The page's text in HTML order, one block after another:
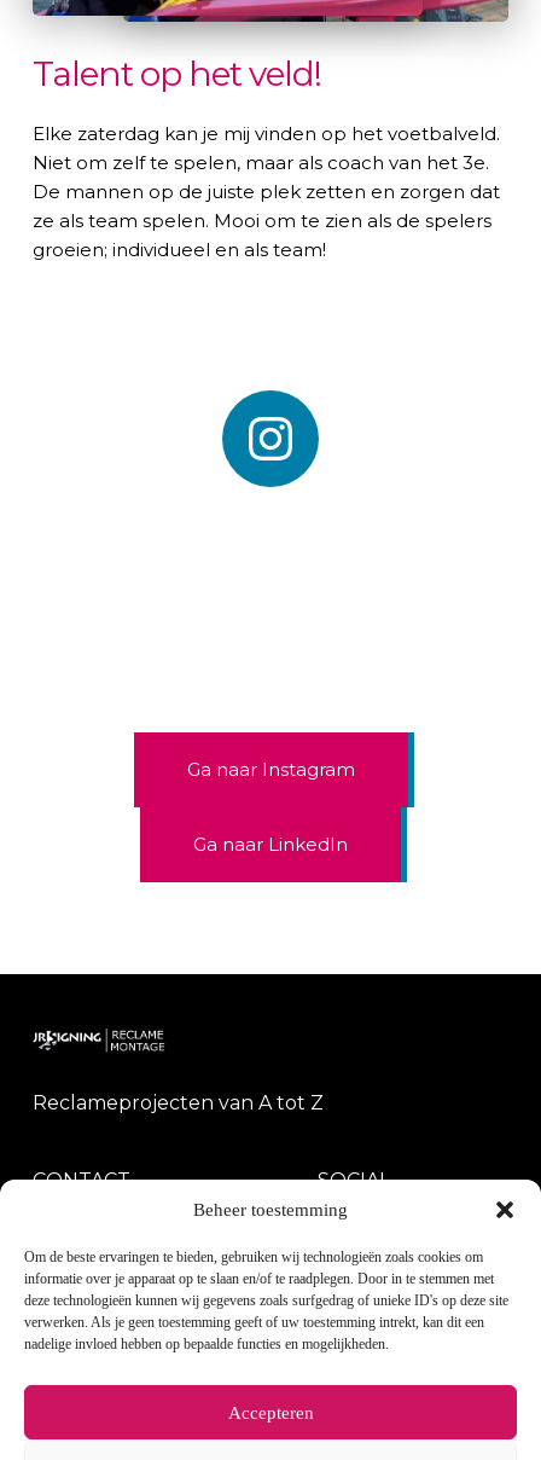
Beheer toestemming
Om de beste ervaringen te bieden, gebruiken wij technologieën zoals cookies om
informatie over je apparaat op te slaan en/of te raadplegen. Door in te stemmen met
deze technologieën kunnen wij gegevens zoals surfgedrag of unieke ID's op deze site
verwerken. Als je geen toestemming geeft of uw toestemming intrekt, kan dit een
nadelige invloed hebben op bepaalde functies en mogelijkheden.
Accepteren
Talent op het veld!
Elke zaterdag kan je mij vinden op het voetbalveld.
Niet om zelf te spelen, maar als coach van het 3e.
De mannen op de juiste plek zetten en zorgen dat
ze als team spelen. Mooi om te zien als de spelers
groeien; individueel en als team!
Ga naar Instagram
Ga naar LinkedIn
Reclameprojecten van A tot Z
CONTACT SOCIAL
LinkedIn
Instagram
Facebook